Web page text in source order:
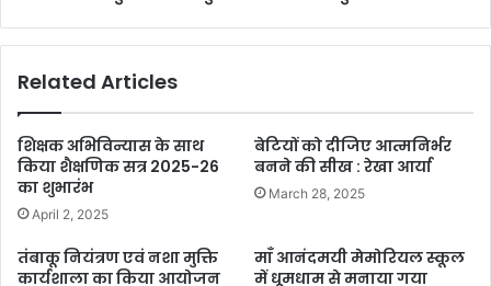
Related Articles
शिक्षक अभिविन्यास के साथ
किया शैक्षणिक सत्र 2025-26
का शुभारंभ
April 2, 2025
बेटियों को दीजिए आत्मनिर्भर
बनने की सीख : रेखा आर्या
March 28, 2025
तंबाकू नियंत्रण एवं नशा मुक्ति
कार्यशाला का किया आयोजन
माँ आनंदमयी मेमोरियल स्कूल
में धूमधाम से मनाया गया